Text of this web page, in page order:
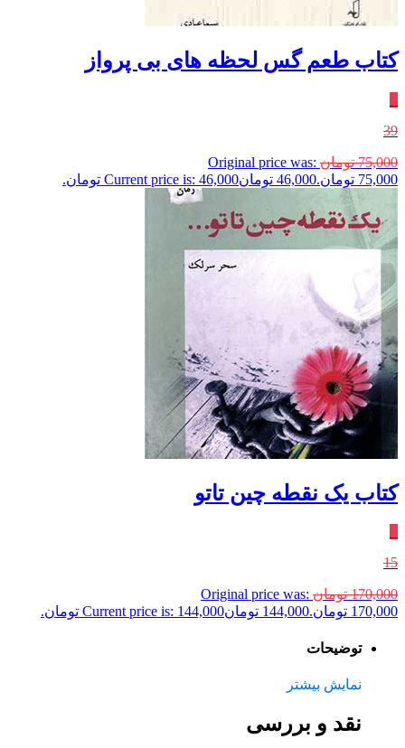
کتاب طعم گس لحظه های بی پرواز
39
75,000 تومان Original price was:
75,000 تومان.
46,000 تومانCurrent price is: 46,000 تومان.
کتاب یک نقطه چین تاتو
15
170,000 تومان Original price was:
170,000 تومان.
144,000 تومانCurrent price is: 144,000 تومان.
توضیحات
نمایش بیشتر
نقد و بررسی